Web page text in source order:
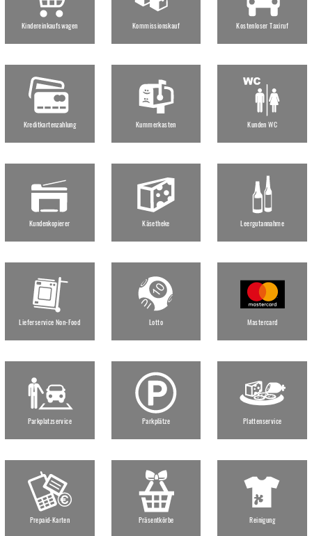
Kindereinkaufswagen Kommissionskauf Kostenloser Taxiruf
Kreditkartenzahlung Kummerkasten Kunden WC
Kundenkopierer Käsetheke Leergutannahme
Lieferservice Non-Food Lotto Mastercard
Parkplatzservice Parkplätze Plattenservice
Prepaid-Karten Präsentkörbe Reinigung